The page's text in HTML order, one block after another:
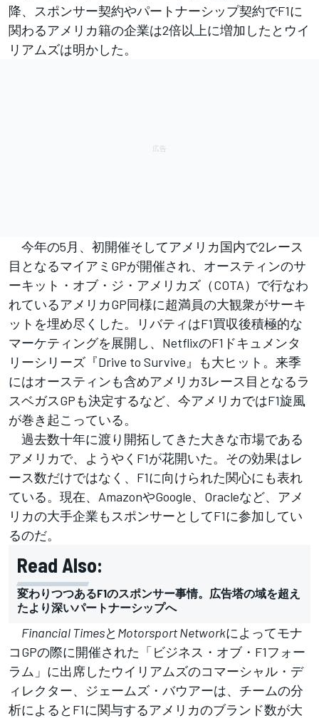
降、スポンサー契約やパートナーシップ契約でF1に
関わるアメリカ籍の企業は2倍以上に増加したとウイ
リアムズは明かした。
今年の5月、初開催そしてアメリカ国内で2レース
目となるマイアミGPが開催され、オースティンのサ
ーキット・オブ・ジ・アメリカズ（COTA）で行なわ
れているアメリカGP同様に超満員の大観衆がサーキ
ットを埋め尽くした。リバティはF1買収後積極的な
マーケティングを展開し、NetflixのF1ドキュメンタ
リーシリーズ『Drive to Survive』も大ヒット。来季
にはオースティンも含めアメリカ3レース目となるラ
スベガスGPも決定するなど、今アメリカではF1旋風
が巻き起こっている。
過去数十年に渡り開拓してきた大きな市場である
アメリカで、ようやくF1が花開いた。その効果はレ
ース数だけではなく、F1に向けられた関心にも表れ
ている。現在、 AmazonやGoogle、Oracleなど、アメ
リカの大手企業もスポンサーとしてF1に参加してい
るのだ。
Read Also:
変わりつつあるF1のスポンサー事情。広告塔の域を超え
たより深いパートナーシップへ
Financial Timesと Motorsport Networkによってモナ
コGPの際に開催された「ビジネス・オブ・F1フォー
ラム」に出席したウイリアムズのコマーシャル・デ
ィレクター、ジェームズ・バウアーは、チームの分
析によるとF1に関与するアメリカのブランド数が大